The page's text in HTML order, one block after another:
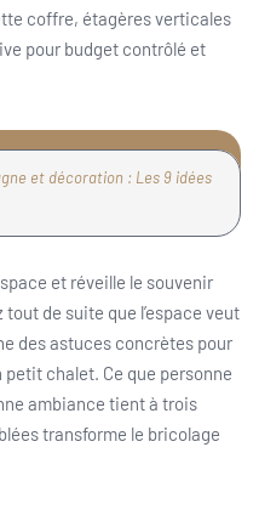
coffre, étagères verticales
pour budget contrôlé et
et décoration : Les 9 idées
et réveille le souvenir
tout de suite que l’espace veut
des astuces concrètes pour
chalet. Ce que personne
ambiance tient à trois
transforme le bricolage